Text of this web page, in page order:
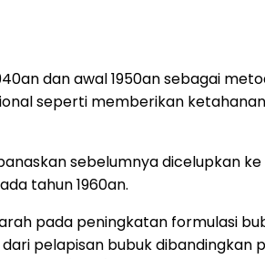
dan awal 1950an sebagai
seperti memberikan
sebelumnya dicelupkan
tahun 1960an.
pada peningkatan formulasi
pelapisan bubuk dibandingkan